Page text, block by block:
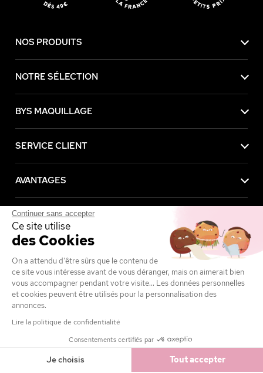
0,30 € Ajouter
NOS PRODUITS
NOTRE SÉLECTION
BYS MAQUILLAGE
SERVICE CLIENT
AVANTAGES
MENTIONS LÉGALES
Achetez maintenant, payez plus tard avec
Continuer sans accepter
Ce site utilise
des Cookies
On a attendu d'être sûrs que le contenu de
ce site vous intéresse avant de vous déranger, mais on aimerait bien
vous accompagner pendant votre visite... Les données personnelles
et cookies peuvent être utilisés pour la personnalisation des
annonces.
Lire la politique de confidentialité
Consentements certifiés par
Je choisis Tout accepter